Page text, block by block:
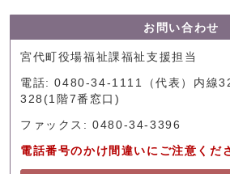
お問い合わせ
宮代町役場福祉課福祉支援担当
電話: 0480-34-1111（代表）内線
328(1階7番窓口)
ファックス: 0480-34-3396
電話番号のかけ間違いにご注意くだ